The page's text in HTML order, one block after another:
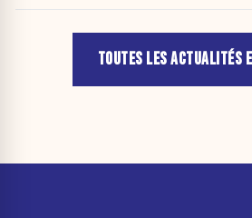
TOUTES LES ACTUALITÉS